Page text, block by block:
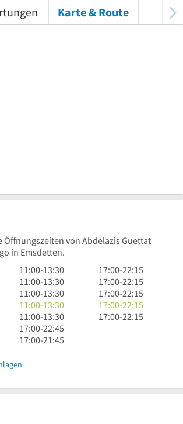
Karte & Route
Öffnungszeiten von Abdelazis Guettat
in Emsdetten.
11
Uhr
bis
13
Uhr
30
11:00-13:30
17
Uhr
bis
22
Uhr
17:00-22:15
11
Uhr
bis
13
Uhr
30
11:00-13:30
17
Uhr
bis
22
17:00-22:15
11
Uhr
bis
13
Uhr
11:00-13:30
17
Uhr
bis
17:00-22:15
11
Uhr
bis
13
30
11:00-13:30
17
Uhr
17:00-22:15
11
Uhr
bis
Uhr
11:00-13:30
17
17:00-22:15
17
Uhr
22
45
17:00-22:45
17
bis
Uhr
17:00-21:45